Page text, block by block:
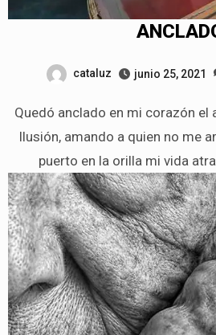
cataluz junio 25, 2021
Quedó anclado en mi corazón el amarre de una pasión.
Ilusión, amando a quien no me
puerto en la orilla mi vida